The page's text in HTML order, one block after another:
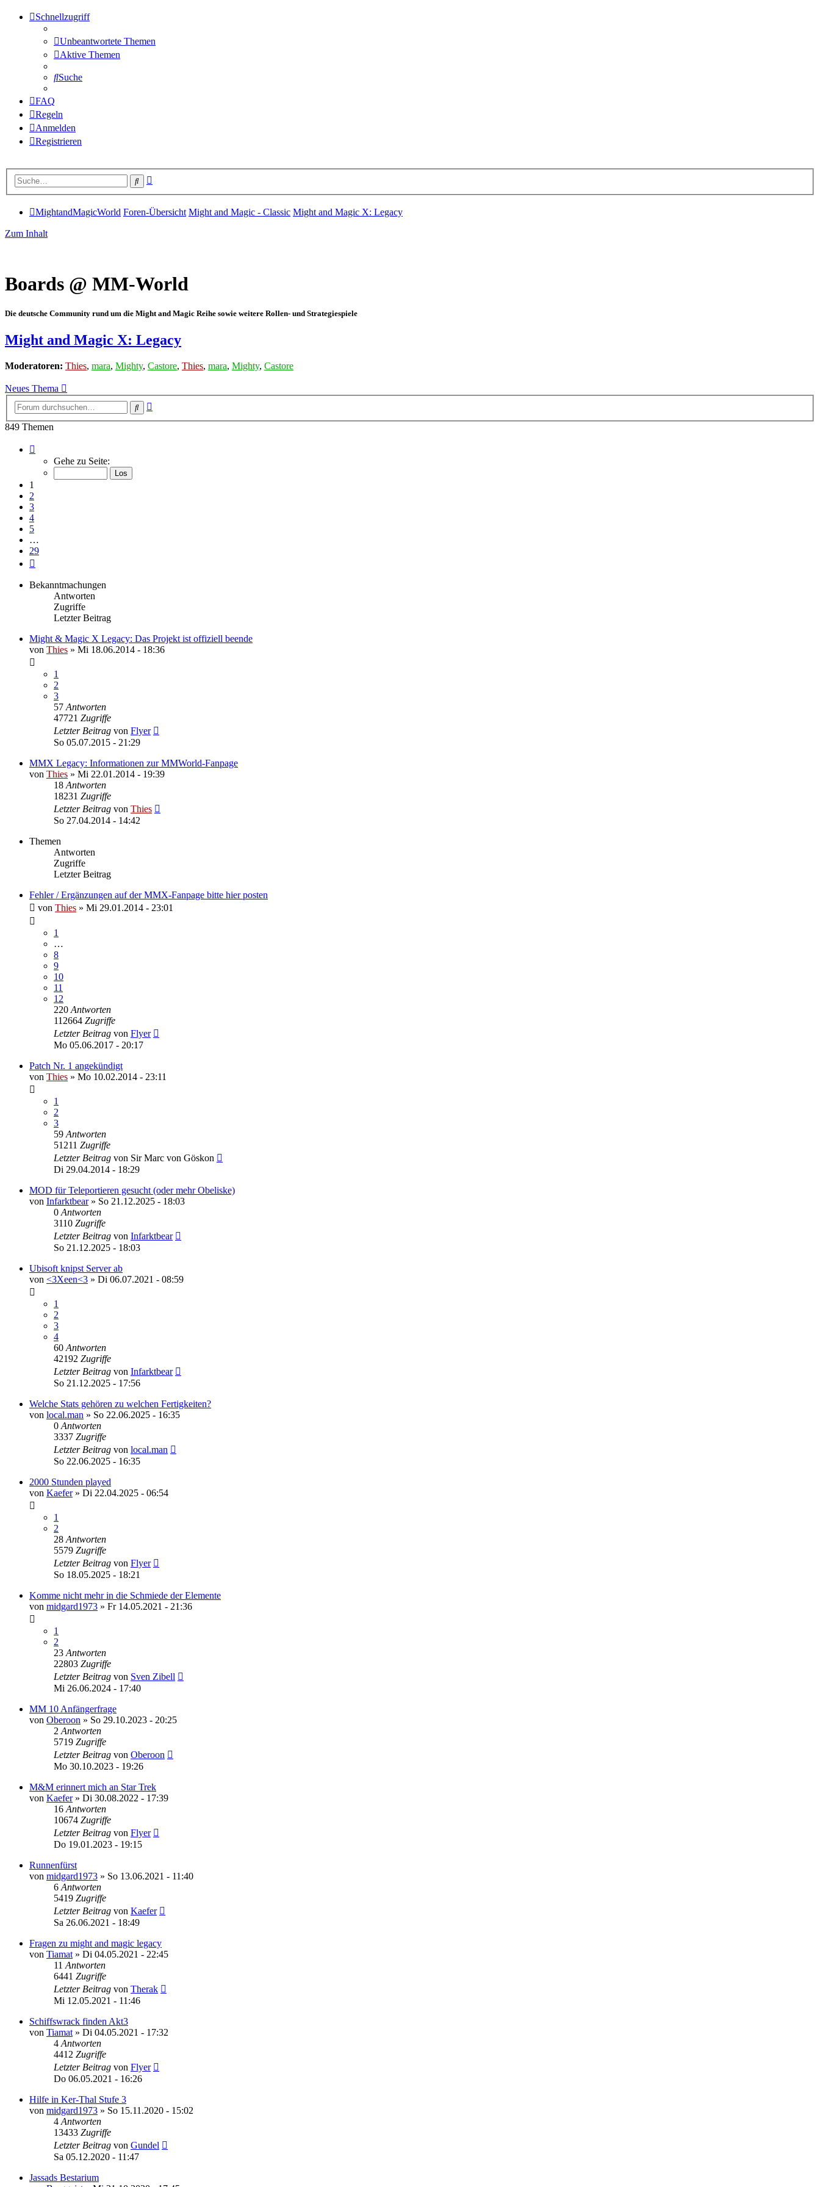
Schnellzugriff
Unbeantwortete Themen
Aktive Themen
Suche
FAQ
Regeln
Anmelden
Registrieren
Suche
MightandMagicWorld Foren-Übersicht Might and Magic - Classic Might and Magic X: Legacy
Zum Inhalt
Boards @ MM-World
Die deutsche Community rund um die Might and Magic Reihe sowie weitere Rollen- und Strategiespiele
Might and Magic X: Legacy
Moderatoren: Thies, mara, Mighty, Castore, Thies, mara, Mighty, Castore
Neues Thema
Suche
849 Themen
von
Gehe zu Seite:
1
2
3
4
5
…
29
Bekanntmachungen
Antworten
Zugriffe
Letzter Beitrag
Might & Magic X Legacy: Das Projekt ist offiziell beende
von Thies » Mi 18.06.2014 - 18:36
1
2
3
57 Antworten
47721 Zugriffe
Letzter Beitrag von Flyer
So 05.07.2015 - 21:29
MMX Legacy: Informationen zur MMWorld-Fanpage
von Thies » Mi 22.01.2014 - 19:39
18 Antworten
18231 Zugriffe
Letzter Beitrag von Thies
So 27.04.2014 - 14:42
Themen
Antworten
Zugriffe
Letzter Beitrag
Fehler / Ergänzungen auf der MMX-Fanpage bitte hier posten
von Thies » Mi 29.01.2014 - 23:01
1
…
8
9
10
11
12
220 Antworten
112664 Zugriffe
Letzter Beitrag von Flyer
Mo 05.06.2017 - 20:17
Patch Nr. 1 angekündigt
von Thies » Mo 10.02.2014 - 23:11
1
2
3
59 Antworten
51211 Zugriffe
Letzter Beitrag von Sir Marc von Göskon
Di 29.04.2014 - 18:29
MOD für Teleportieren gesucht (oder mehr Obeliske)
von Infarktbear» So 21.12.2025 - 18:03
0 Antworten
3110 Zugriffe
Letzter Beitrag von Infarktbear
So 21.12.2025 - 18:03
Ubisoft knipst Server ab
von <3Xeen<3 » Di 06.07.2021 - 08:59
1
2
3
4
60 Antworten
42192 Zugriffe
Letzter Beitrag von Infarktbear
So 21.12.2025 - 17:56
Welche Stats gehören zu welchen Fertigkeiten?
von local.man » So 22.06.2025 - 16:35
0 Antworten
3337 Zugriffe
Letzter Beitrag von local.man
So 22.06.2025 - 16:35
2000 Stunden played
von Kaefer» Di 22.04.2025 - 06:54
1
2
28 Antworten
5579 Zugriffe
Letzter Beitrag von Flyer
So 18.05.2025 - 18:21
Komme nicht mehr in die Schmiede der Elemente
von midgard1973 » Fr 14.05.2021 - 21:36
1
2
23 Antworten
22803 Zugriffe
Letzter Beitrag von Sven Zibell
Mi 26.06.2024 - 17:40
MM 10 Anfängerfrage
von Oberoon » So 29.10.2023 - 20:25
2 Antworten
5719 Zugriffe
Letzter Beitrag von Oberoon
Mo 30.10.2023 - 19:26
M&M erinnert mich an Star Trek
von Kaefer» Di 30.08.2022 - 17:39
16 Antworten
10674 Zugriffe
Letzter Beitrag von Flyer
Do 19.01.2023 - 19:15
Runnenfürst
von midgard1973 » So 13.06.2021 - 11:40
6 Antworten
5419 Zugriffe
Letzter Beitrag von Kaefer
Sa 26.06.2021 - 18:49
Fragen zu might and magic legacy
von Tiamat » Di 04.05.2021 - 22:45
11 Antworten
6441 Zugriffe
Letzter Beitrag von Therak
Mi 12.05.2021 - 11:46
Schiffswrack finden Akt3
von Tiamat » Di 04.05.2021 - 17:32
4 Antworten
4412 Zugriffe
Letzter Beitrag von Flyer
Do 06.05.2021 - 16:26
Hilfe in Ker-Thal Stufe 3
von midgard1973 » So 15.11.2020 - 15:02
4 Antworten
13433 Zugriffe
Letzter Beitrag von Gundel
Sa 05.12.2020 - 11:47
Jassads Bestarium